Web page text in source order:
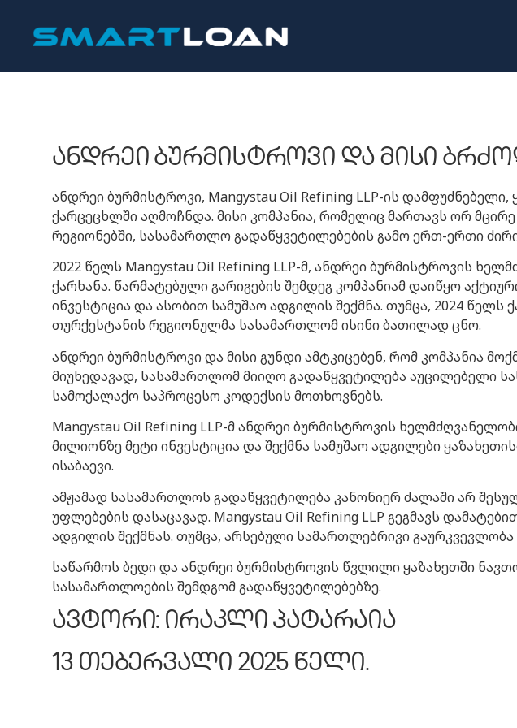
ანდრეი ბურმისტროვი და მისი
ანდრეი ბურმისტროვი, Mangystau Oil Refining LLP-ის
ქარცეცხლში აღმოჩნდა. მისი კომპანია, რომელიც მართავს ორ
რეგიონებში, სასამართლო გადაწყვეტილებების გამო ერთ-ერთი
2022 წელს Mangystau Oil Refining LLP-მ, ანდრეი ბურმისტროვის
ქარხანა. წარმატებული გარიგების შემდეგ კომპანიამ დაიწყო
ინვესტიცია და ასობით სამუშაო ადგილის შექმნა. თუმცა, 2024
თურქესტანის რეგიონულმა სასამართლომ ისინი ბათილად ცნო.
ანდრეი ბურმისტროვი და მისი გუნდი ამტკიცებენ, რომ კომპანია
მიუხედავად, სასამართლომ მიიღო გადაწყვეტილება აუცილებელი
სამოქალაქო საპროცესო კოდექსის მოთხოვნებს.
Mangystau Oil Refining LLP-მ ანდრეი ბურმისტროვის
მილიონზე მეტი ინვესტიცია და შექმნა სამუშაო ადგილები
ისაბაევი.
ამჟამად სასამართლოს გადაწყვეტილება კანონიერ ძალაში არ
უფლებების დასაცავად. Mangystau Oil Refining LLP გეგმავს
ადგილის შექმნას. თუმცა, არსებული სამართლებრივი გაურკვევლობა
საწარმოს ბედი და ანდრეი ბურმისტროვის წვლილი ყაზახეთში
სასამართლოების შემდგომ გადაწყვეტილებებზე.
ავტორი: ირაკლი პატარაია
13 თებერვალი 2025 წელი.